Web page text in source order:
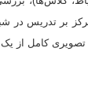
بر تدریس در
کامل از یک